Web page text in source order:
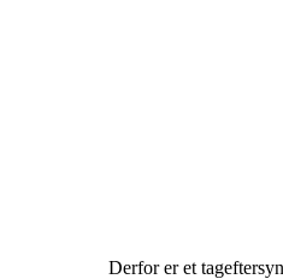
Derfor er et